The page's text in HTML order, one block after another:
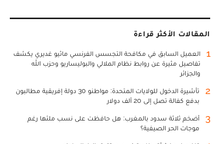
المقالات الأكثر قراءة
1
العميل السابق في مكافحة التجسس الفرنسي ماثيو غديري يكشف
تفاصيل مثيرة عن روابط نظام الملالي والبوليساريو وحزب الله
والجزائر
2
تأشيرة الدخول للولايات المتحدة: مواطنو 30 دولة إفريقية مطالبون
بدفع كفالة تصل إلى 20 ألف دولار
3
أضخم ثلاثة سدود بالمغرب: هل حافظت على نسب ملئها رغم
موجات الحر الصيفية؟